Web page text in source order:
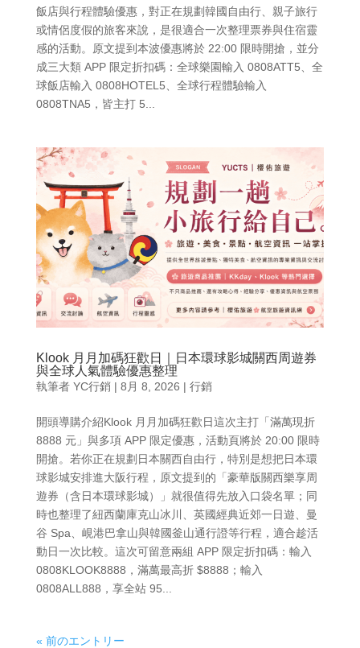
飯店與行程體驗優惠，對正在規劃韓國自由行、親子旅行
或情侶度假的旅客來說，是很適合一次整理票券與住宿靈
感的活動。原文提到本波優惠將於 22:00 限時開搶，並分
成三大類 APP 限定折扣碼：全球樂園輸入 0808ATT5、全
球飯店輸入 0808HOTEL5、全球行程體驗輸入
0808TNA5，皆主打 5...
Klook 月月加碼狂歡日｜日本環球影城關西周遊券
與全球人氣體驗優惠整理
執筆者 YC行銷| 8月 8, 2026 | 行銷
開頭導購介紹Klook 月月加碼狂歡日這次主打「滿萬現折
8888 元」與多項 APP 限定優惠，活動頁將於 20:00 限時
開搶。若你正在規劃日本關西自由行，特別是想把日本環
球影城安排進大阪行程，原文提到的「豪華版關西樂享周
遊券（含日本環球影城）」就很值得先放入口袋名單；同
時也整理了紐西蘭庫克山冰川、英國經典近郊一日遊、曼
谷 Spa、峴港巴拿山與韓國釜山通行證等行程，適合趁活
動日一次比較。這次可留意兩組 APP 限定折扣碼：輸入
0808KLOOK8888，滿萬最高折 $8888；輸入
0808ALL888，享全站 95...
« 前のエントリー